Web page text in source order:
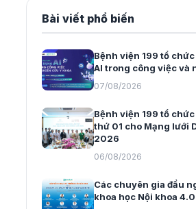
Bài viết phổ biến
Bệnh viện 199 tổ
AI trong công việc và
07/08/2026
Bệnh viện 199 tổ
thứ 01 cho Mạng lưới
2026
06/08/2026
Các chuyên gia đầu
khoa học Nội khoa